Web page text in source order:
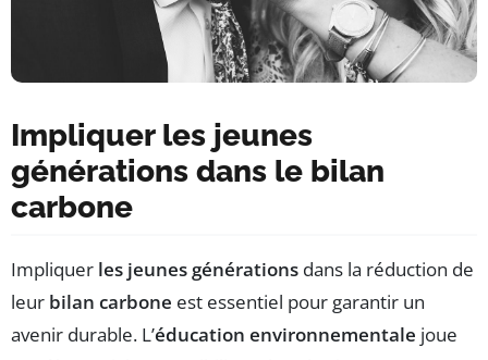
Impliquer les jeunes
générations dans le bilan
carbone
Impliquer les jeunes générations dans la réduction de
leur bilan carbone est essentiel pour garantir un
avenir durable. L’éducation environnementale joue